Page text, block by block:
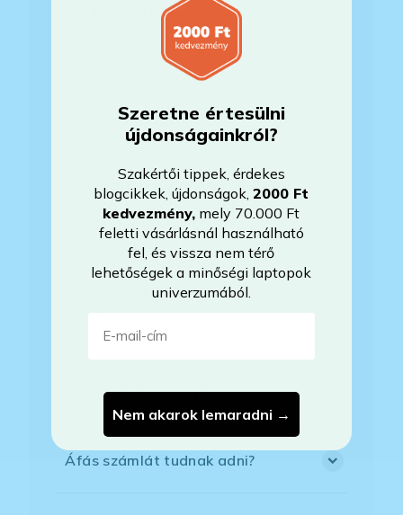
szállítással megrendelt
telepítve a laptopra?
Mit jelent, hogy magyar/magyar
kiosztású európai/külföldi kiosztású
a billentyűzet?
Bankkártyával tudok Önöknél
fizetni?
kiszemelt laptopot?
Áfás számlát tudnak adni?
Szeretne értesülni
újdonságainkról?
Szakértői tippek, érdekes
blogcikkek, újdonságok,2000 Ft
kedvezmény, mely 70.000 Ft
feletti vásárlásnál használható
fel, és vissza nem térő
lehetőségek a minőségi laptopok
univerzumából.
Nem akarok lemaradni →